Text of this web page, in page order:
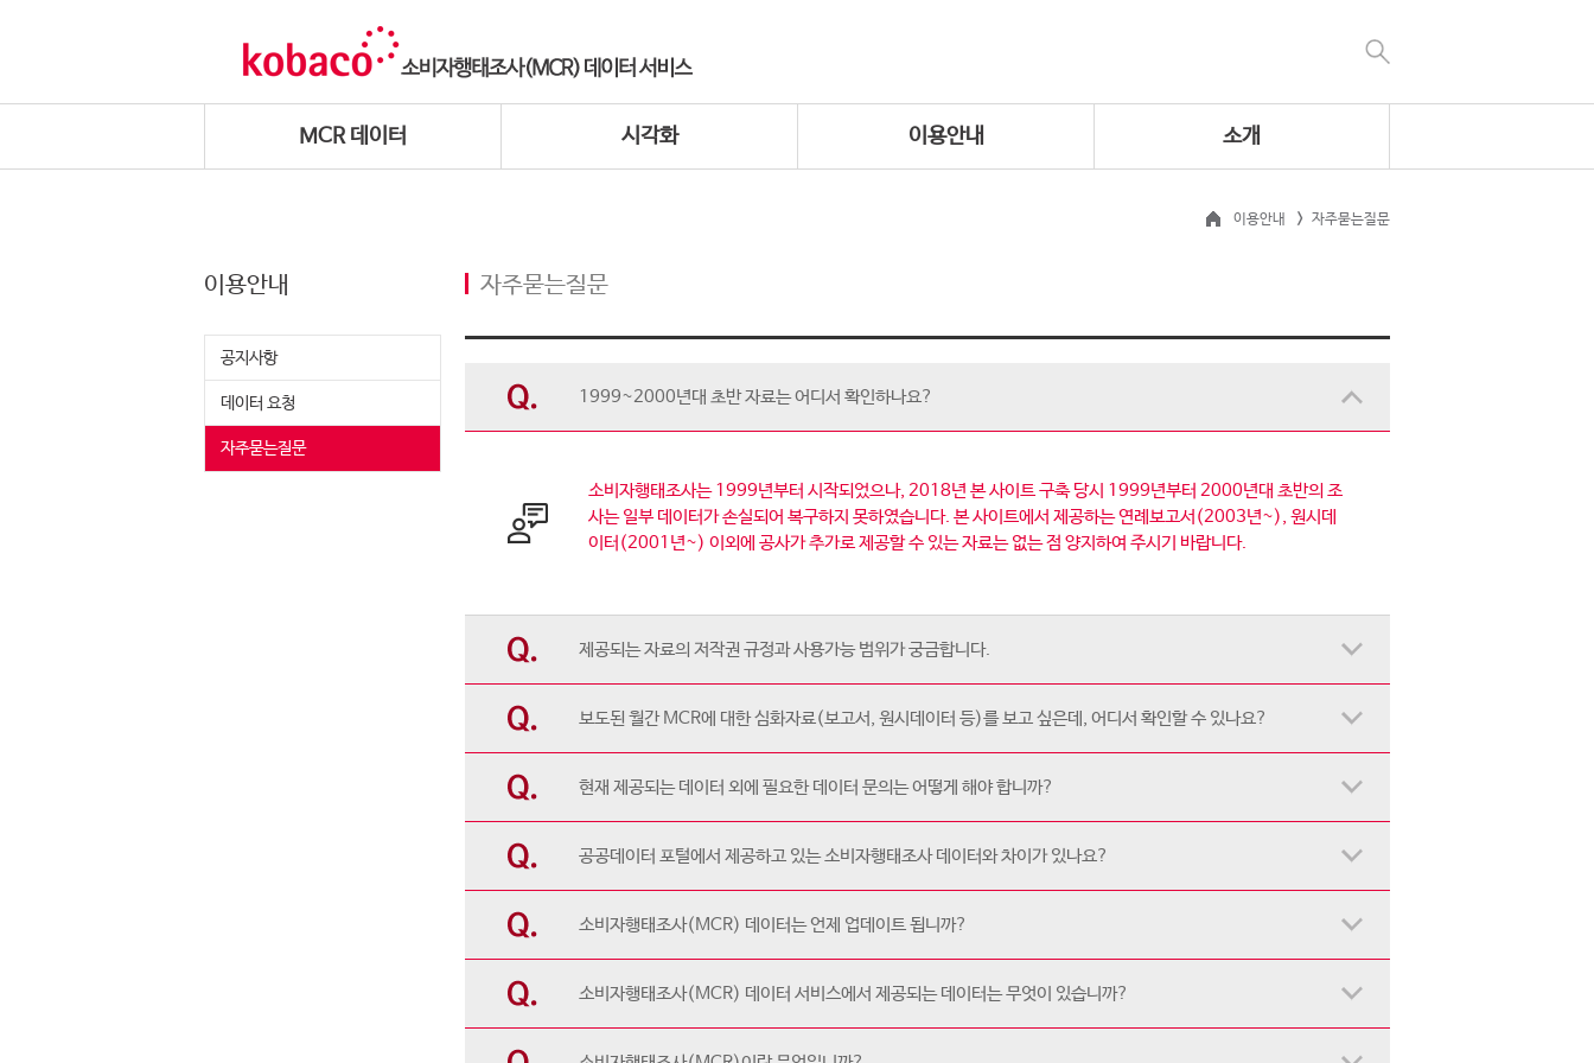
MCR 데이터 시각화 이용안내 소개
이용안내 자주묻는질문
이용안내
공지사항
데이터 요청
자주묻는질문
자주묻는질문
1999~2000년대 초반 자료는 어디서 확인하나요?
소비자행태조사는 1999년부터 시작되었으나, 2018년 본 사이트 구축 당시 1999년부터 2000년대 초반의 조
사는 일부 데이터가 손실되어 복구하지 못하였습니다. 본 사이트에서 제공하는 연례보고서(2003년~), 원시데
이터(2001년~) 이외에 공사가 추가로 제공할 수 있는 자료는 없는 점 양지하여 주시기 바랍니다.
제공되는 자료의 저작권 규정과 사용가능 범위가 궁금합니다.
보도된 월간 MCR에 대한 심화자료(보고서, 원시데이터 등)를 보고 싶은데, 어디서 확인할 수 있나요?
현재 제공되는 데이터 외에 필요한 데이터 문의는 어떻게 해야 합니까?
공공데이터 포털에서 제공하고 있는 소비자행태조사 데이터와 차이가 있나요?
소비자행태조사(MCR) 데이터는 언제 업데이트 됩니까?
소비자행태조사(MCR) 데이터 서비스에서 제공되는 데이터는 무엇이 있습니까?